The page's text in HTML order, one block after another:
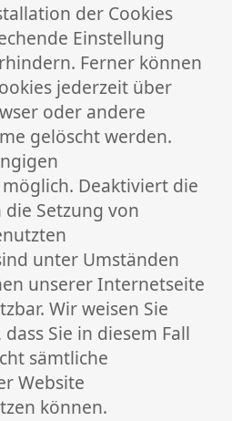
der Cookies
Einstellung
Ferner können
jederzeit über
oder andere
gelöscht werden.
Deaktiviert die
Setzung von
unter Umständen
unserer Internetseite
Wir weisen Sie
Sie in diesem Fall
sämtliche
Website
können.